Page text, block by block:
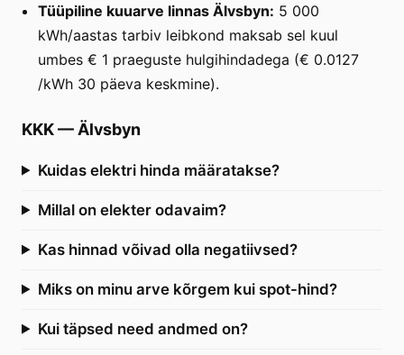
Tüüpiline kuuarve linnas Älvsbyn: 5 000
kWh/aastas tarbiv leibkond maksab sel kuul
umbes € 1 praeguste hulgihindadega (€ 0.0127
/kWh 30 päeva keskmine).
KKK— Älvsbyn
Kuidas elektri hinda määratakse?
Millal on elekter odavaim?
Kas hinnad võivad olla negatiivsed?
Miks on minu arve kõrgem kui spot-hind?
Kui täpsed need andmed on?